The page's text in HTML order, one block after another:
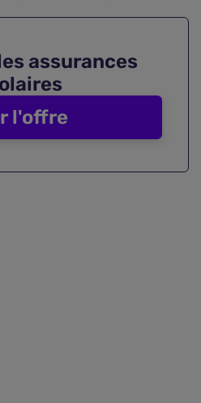
assurances
l'offre